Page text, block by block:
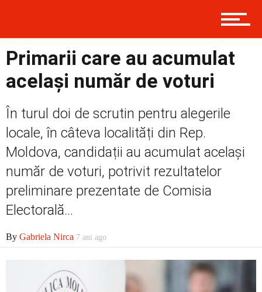
Externe
Primarii care au acumulat
același număr de voturi
În turul doi de scrutin pentru alegerile
locale, în câteva localități din Rep.
Moldova, candidații au acumulat același
număr de voturi, potrivit rezultatelor
preliminare prezentate de Comisia
Electorală...
By Gabriela Nirca 7 ani ago